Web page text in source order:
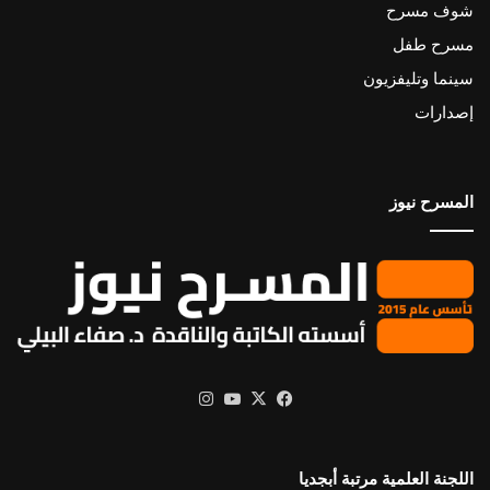
شوف مسرح
مسرح طفل
سينما وتليفزيون
إصدارات
المسرح نيوز
فيسبوك
X يوتيوب
اللجنة العلمية مرتبة أبجديا